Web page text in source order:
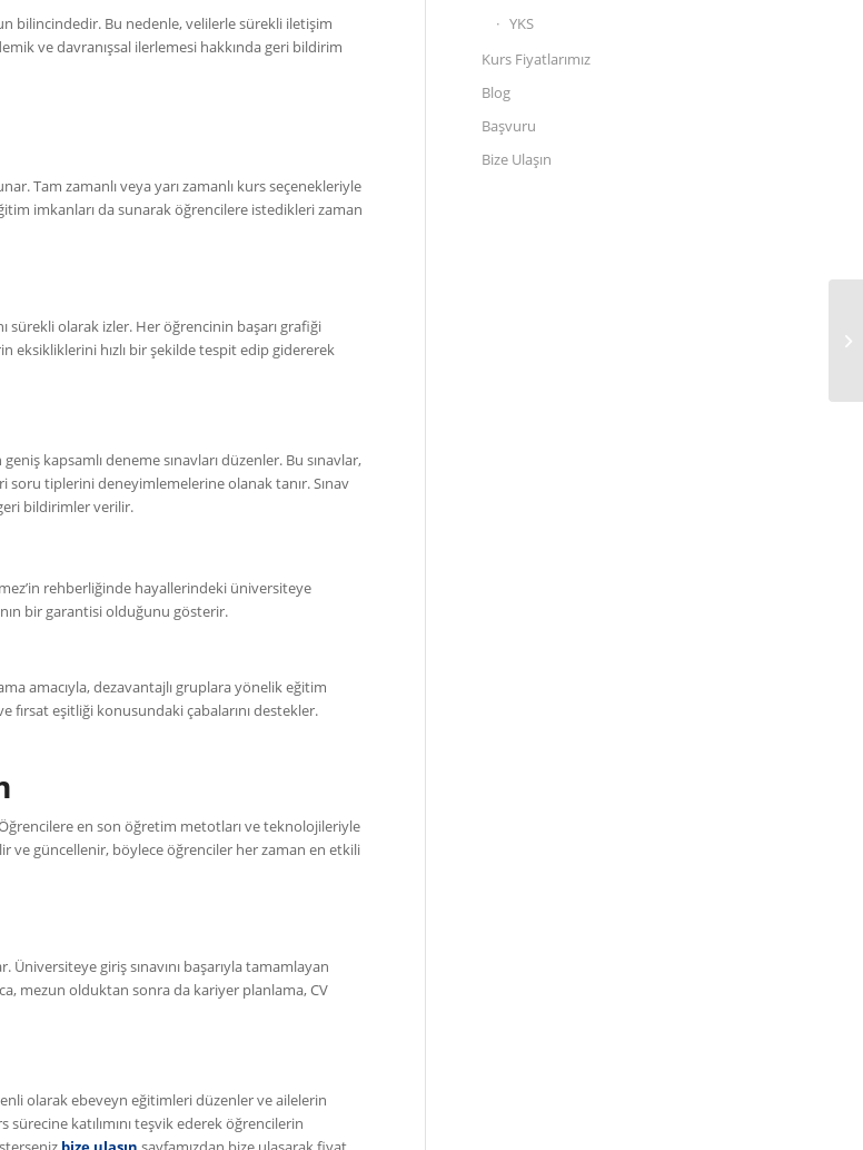
bilincindedir. Bu nedenle, velilerle sürekli iletişim
ve davranışsal ilerlemesi hakkında geri bildirim
Tam zamanlı veya yarı zamanlı kurs seçenekleriyle
imkanları da sunarak öğrencilere istedikleri zaman
sürekli olarak izler. Her öğrencinin başarı grafiği
eksikliklerini hızlı bir şekilde tespit edip gidererek
kapsamlı deneme sınavları düzenler. Bu sınavlar,
soru tiplerini deneyimlemelerine olanak tanır. Sınav
bildirimler verilir.
rehberliğinde hayallerindeki üniversiteye
bir garantisi olduğunu gösterir.
amacıyla, dezavantajlı gruplara yönelik eğitim
fırsat eşitliği konusundaki çabalarını destekler.
en son öğretim metotları ve teknolojileriyle
ve güncellenir, böylece öğrenciler her zaman en etkili
Üniversiteye giriş sınavını başarıyla tamamlayan
mezun olduktan sonra da kariyer planlama, CV
olarak ebeveyn eğitimleri düzenler ve ailelerin
katılımını teşvik ederek öğrencilerin
YKS
Kurs Fiyatlarımız
Blog
Başvuru
Bize Ulaşın